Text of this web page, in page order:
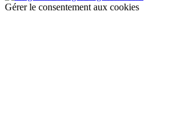
Gérer le consentement aux cookies